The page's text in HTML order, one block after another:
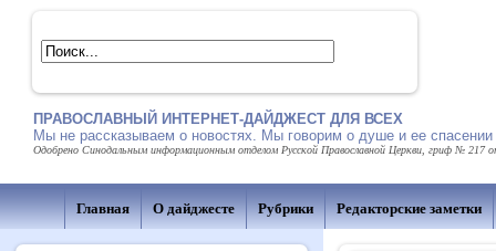
ПРАВОСЛАВНЫЙ ИНТЕРНЕТ-ДАЙДЖЕСТ ДЛЯ ВСЕХ
Мы не рассказываем о новостях. Мы говорим о душе и ее спасении
Одобрено Синодальным информационным отделом Русской Православной Церкви, гриф № 217
Главная О дайджесте Рубрики Редакторские заметки